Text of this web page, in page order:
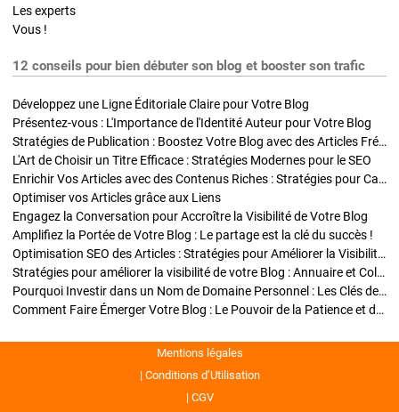
Les experts
Vous !
12 conseils pour bien débuter son blog et booster son trafic
Développez une Ligne Éditoriale Claire pour Votre Blog
Présentez-vous : L'Importance de l'Identité Auteur pour Votre Blog
Stratégies de Publication : Boostez Votre Blog avec des Articles Fréquents et Exclusifs
L'Art de Choisir un Titre Efficace : Stratégies Modernes pour le SEO
Enrichir Vos Articles avec des Contenus Riches : Stratégies pour Captiver et Optimiser
Optimiser vos Articles grâce aux Liens
Engagez la Conversation pour Accroître la Visibilité de Votre Blog
Amplifiez la Portée de Votre Blog : Le partage est la clé du succès !
Optimisation SEO des Articles : Stratégies pour Améliorer la Visibilité de Votre Blog
Stratégies pour améliorer la visibilité de votre Blog : Annuaire et Collaborations
Pourquoi Investir dans un Nom de Domaine Personnel : Les Clés de la Réussite de Votre Blog
Comment Faire Émerger Votre Blog : Le Pouvoir de la Patience et de la Persévérance
Mentions légales
Conditions d’Utilisation
CGV